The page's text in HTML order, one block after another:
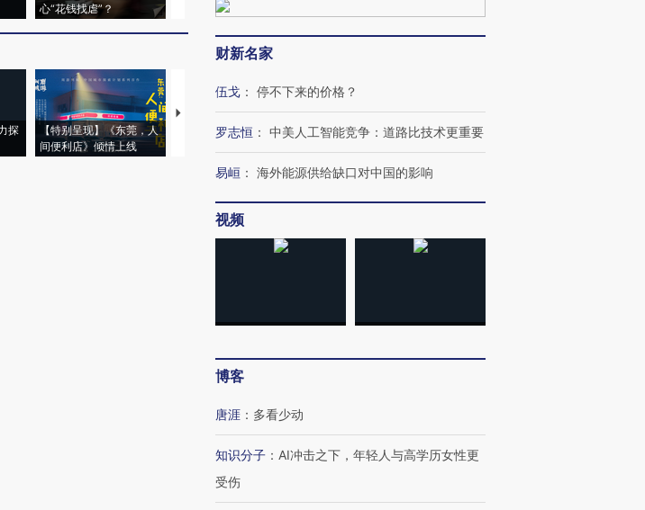
心“花钱找虐”？
探
【特别呈现】《东莞，人
间便利店》倾情上线
【推广】走进第四届链博
会，让数智科技“链”接产
【特别呈现】寻找100种
【商旅对话】华住集团
CFO：不靠规模取胜，华
财新名家
伍戈 ： 停不下来的价格？
罗志恒 ： 中美人工智能竞争：道路比技术更重要
易峘 ： 海外能源供给缺口对中国的影响
视频
博客
唐涯 ： 多看少动
知识分子 ： AI冲击之下，年轻人与高学历女性更
受伤